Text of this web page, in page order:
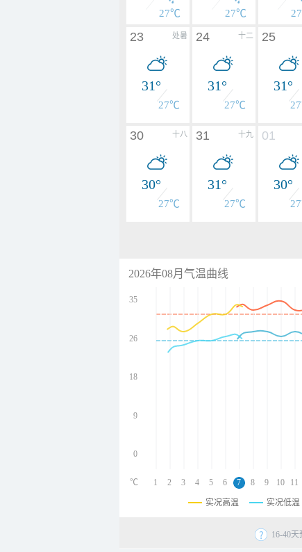
27℃ 27℃
处暑
23
31°
27℃
十二
24
31°
27℃
25
31°
十八
30
30°
27℃
十九
31
31°
27℃
01
30°
2026年08月气温曲线
35
26
18
9
0
1 2 3 4 5 6 7 8 9 10 11
℃
实况高温 实况低温
16-40